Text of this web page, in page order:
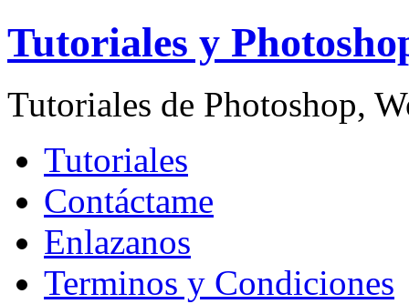
Tutoriales y
Tutoriales de Photoshop,
Tutoriales
Contáctame
Enlazanos
Terminos y Condiciones